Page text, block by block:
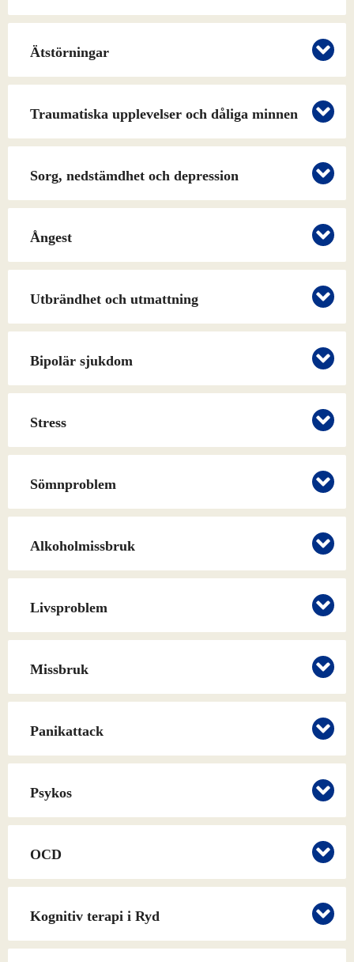
Ätstörningar
Traumatiska upplevelser och dåliga minnen
Sorg, nedstämdhet och depression
Ångest
Utbrändhet och utmattning
Bipolär sjukdom
Stress
Sömnproblem
Alkoholmissbruk
Livsproblem
Missbruk
Panikattack
Psykos
OCD
Kognitiv terapi i Ryd